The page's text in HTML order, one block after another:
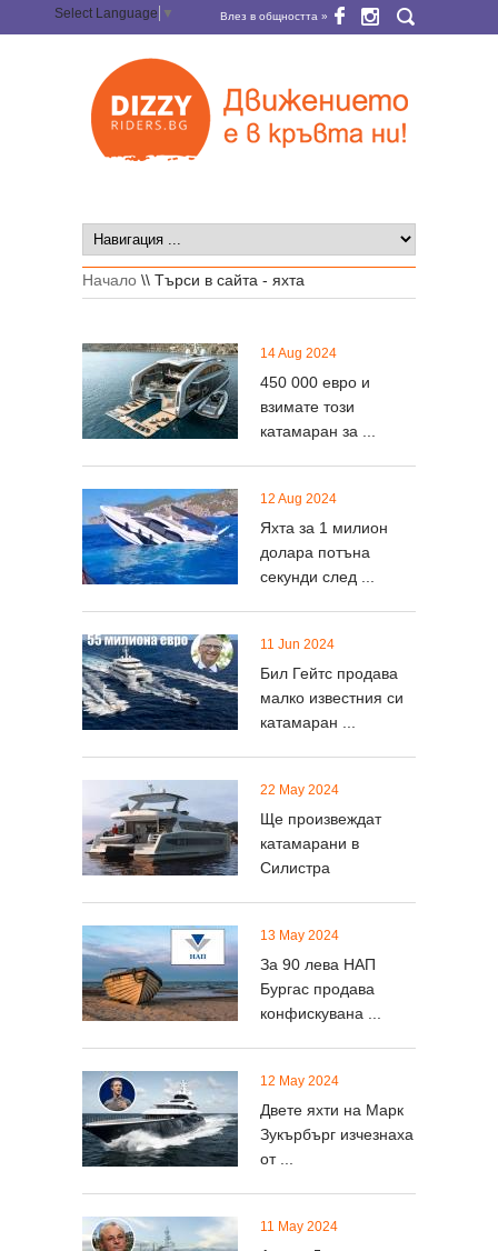
Select Language ▼ Влез в общността »
Начало \\ Търси в сайта - яхта
14 Aug 2024
450 000 евро и
взимате този
катамаран за ...
12 Aug 2024
Яхта за 1 милион
долара потъна
секунди след ...
11 Jun 2024
Бил Гейтс продава
малко известния си
катамаран ...
22 May 2024
Ще произвеждат
катамарани в
Силистра
13 May 2024
За 90 лeвa НАП
Бургас продава
конфискувана ...
12 May 2024
Двете яхти на Марк
Зукърбърг изчезнаха
от ...
11 May 2024